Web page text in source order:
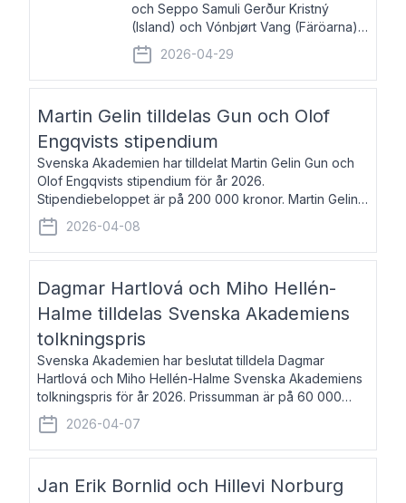
och Seppo Samuli Gerður Kristný
(Island) och Vónbjørt Vang (Färöarna)
läser ur sina verk och samtalar med
John Swedenmark. De läser upp på
färöiska, isländska och svenska och
2026-04-29
Martin Gelin tilldelas Gun och Olof
Engqvists stipendium
Svenska Akademien har tilldelat Martin Gelin Gun och
Olof Engqvists stipendium för år 2026.
Stipendiebeloppet är på 200 000 kronor. Martin Gelin,
född 1978, är journalist och författare. Han lever
numera i Paris men var under många år bosat
2026-04-08
Dagmar Hartlová och Miho Hellén-
Halme tilldelas Svenska Akademiens
tolkningspris
Svenska Akademien har beslutat tilldela Dagmar
Hartlová och Miho Hellén-Halme Svenska Akademiens
tolkningspris för år 2026. Prissumman är på 60 000
kronor var. Dagmar Hartlová, född 1951, översätter
huvudsakligen från svenska till tjeckiska
2026-04-07
Jan Erik Bornlid och Hillevi Norburg